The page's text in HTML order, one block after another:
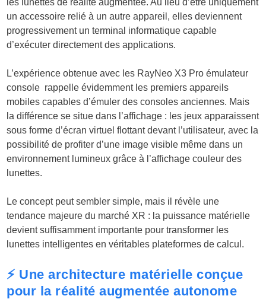
les lunettes de réalité augmentée. Au lieu d’être uniquement
un accessoire relié à un autre appareil, elles deviennent
progressivement un terminal informatique capable
d’exécuter directement des applications.
L’expérience obtenue avec les RayNeo X3 Pro émulateur
console rappelle évidemment les premiers appareils
mobiles capables d’émuler des consoles anciennes. Mais
la différence se situe dans l’affichage : les jeux apparaissent
sous forme d’écran virtuel flottant devant l’utilisateur, avec la
possibilité de profiter d’une image visible même dans un
environnement lumineux grâce à l’affichage couleur des
lunettes.
Le concept peut sembler simple, mais il révèle une
tendance majeure du marché XR : la puissance matérielle
devient suffisamment importante pour transformer les
lunettes intelligentes en véritables plateformes de calcul.
⚡ Une architecture matérielle conçue
pour la réalité augmentée autonome